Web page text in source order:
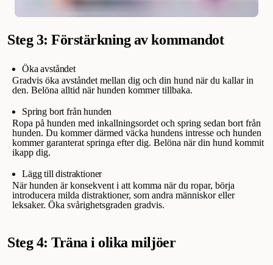
Steg 3: Förstärkning av kommandot
Öka avståndet
Gradvis öka avståndet mellan dig och din hund när du kallar in
den. Belöna alltid när hunden kommer tillbaka.
Spring bort från hunden
Ropa på hunden med inkallningsordet och spring sedan bort från
hunden. Du kommer därmed väcka hundens intresse och hunden
kommer garanterat springa efter dig. Belöna när din hund kommit
ikapp dig.
Lägg till distraktioner
När hunden är konsekvent i att komma när du ropar, börja
introducera milda distraktioner, som andra människor eller
leksaker. Öka svårighetsgraden gradvis.
Steg 4: Träna i olika miljöer